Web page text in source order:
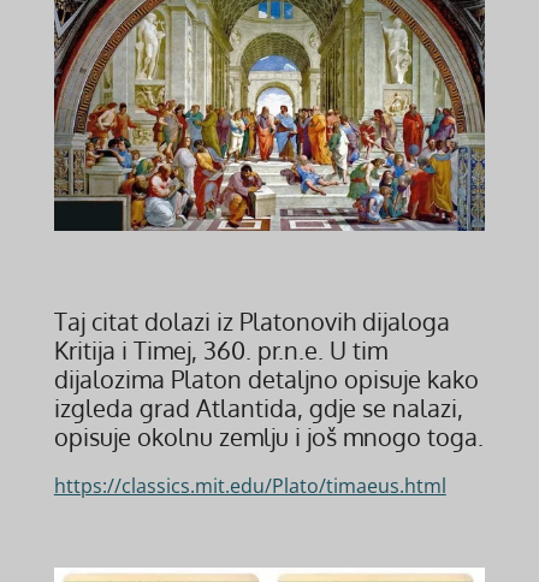
Taj citat dolazi iz Platonovih dijaloga
Kritija i Timej, 360. pr.n.e. U tim
dijalozima Platon detaljno opisuje kako
izgleda grad Atlantida, gdje se nalazi,
opisuje okolnu zemlju i još mnogo toga.
https://classics.mit.edu/Plato/timaeus.html